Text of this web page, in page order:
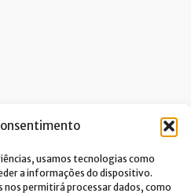
usamos tecnologias como
a informações do dispositivo.
permitirá processar dados, como